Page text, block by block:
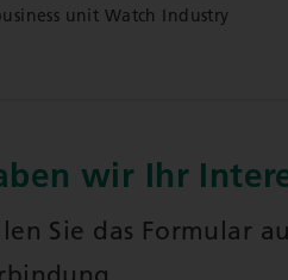
unit Watch Industry
wir Ihr
Sie das Formular